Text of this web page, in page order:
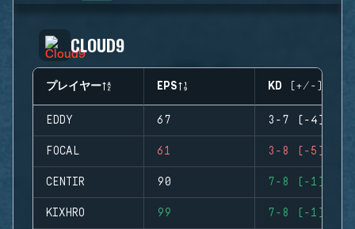
CLOUD9
プレイヤー EPS KD (+/-)
EDDY 67 3-7 (-4)
FOCAL 61 3-8 (-5)
CENTIR 90 7-8 (-1)
KIXHRO 99 7-8 (-1)